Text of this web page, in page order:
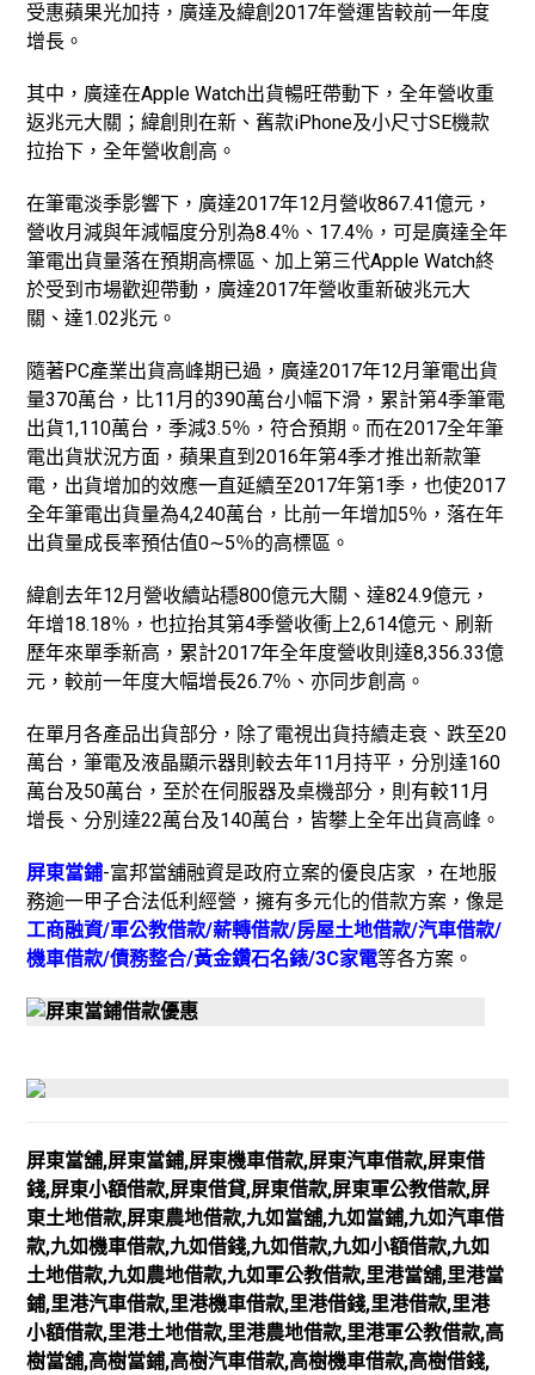
受惠蘋果光加持，廣達及緯創2017年營運皆較前一年度
增長。
其中，廣達在Apple Watch出貨暢旺帶動下，全年營收重
返兆元大關；緯創則在新、舊款iPhone及小尺寸SE機款
拉抬下，全年營收創高。
在筆電淡季影響下，廣達2017年12月營收867.41億元，
營收月減與年減幅度分別為8.4％、17.4％，可是廣達全年
筆電出貨量落在預期高標區、加上第三代Apple Watch終
於受到市場歡迎帶動，廣達2017年營收重新破兆元大
關、達1.02兆元。
隨著PC產業出貨高峰期已過，廣達2017年12月筆電出貨
量370萬台，比11月的390萬台小幅下滑，累計第4季筆電
出貨1,110萬台，季減3.5％，符合預期。而在2017全年筆
電出貨狀況方面，蘋果直到2016年第4季才推出新款筆
電，出貨增加的效應一直延續至2017年第1季，也使2017
全年筆電出貨量為4,240萬台，比前一年增加5％，落在年
出貨量成長率預估值0∼5％的高標區。
緯創去年12月營收續站穩800億元大關、達824.9億元，
年增18.18％，也拉抬其第4季營收衝上2,614億元、刷新
歷年來單季新高，累計2017年全年度營收則達8,356.33億
元，較前一年度大幅增長26.7％、亦同步創高。
在單月各產品出貨部分，除了電視出貨持續走衰、跌至20
萬台，筆電及液晶顯示器則較去年11月持平，分別達160
萬台及50萬台，至於在伺服器及桌機部分，則有較11月
增長、分別達22萬台及140萬台，皆攀上全年出貨高峰。
屏東當鋪-富邦當舖融資是政府立案的優良店家 ，在地服
務逾一甲子合法低利經營，擁有多元化的借款方案，像是
工商融資/軍公教借款/薪轉借款/房屋土地借款/汽車借款/
機車借款/債務整合/黃金鑽石名錶/3C家電等各方案。
屏東當舖,屏東當鋪,屏東機車借款,屏東汽車借款,屏東借
錢,屏東小額借款,屏東借貸,屏東借款,屏東軍公教借款,屏
東土地借款,屏東農地借款,九如當舖,九如當鋪,九如汽車借
款,九如機車借款,九如借錢,九如借款,九如小額借款,九如
土地借款,九如農地借款,九如軍公教借款,里港當舖,里港當
鋪,里港汽車借款,里港機車借款,里港借錢,里港借款,里港
小額借款,里港土地借款,里港農地借款,里港軍公教借款,高
樹當舖,高樹當鋪,高樹汽車借款,高樹機車借款,高樹借錢,